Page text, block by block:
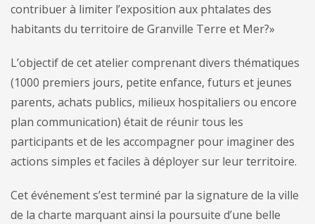
contribuer à limiter l’exposition aux phtalates des
habitants du territoire de Granville Terre et Mer?»
L’objectif de cet atelier comprenant divers thématiques
(1000 premiers jours, petite enfance, futurs et jeunes
parents, achats publics, milieux hospitaliers ou encore
plan communication) était de réunir tous les
participants et de les accompagner pour imaginer des
actions simples et faciles à déployer sur leur territoire.
Cet événement s’est terminé par la signature de la ville
de la charte marquant ainsi la poursuite d’une belle